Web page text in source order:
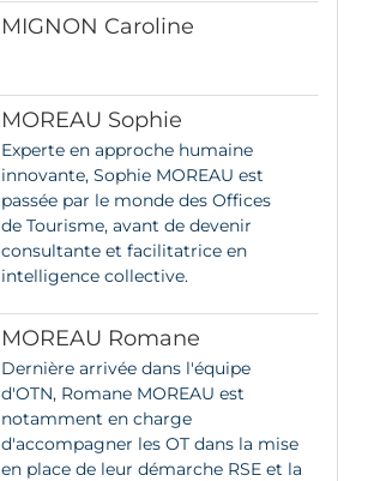
MIGNON Caroline
MOREAU Sophie
Experte en approche humaine
innovante, Sophie MOREAU est
passée par le monde des Offices
de Tourisme, avant de devenir
consultante et facilitatrice en
intelligence collective.
MOREAU Romane
Dernière arrivée dans l'équipe
d'OTN, Romane MOREAU est
notamment en charge
d'accompagner les OT dans la mise
en place de leur démarche RSE et la